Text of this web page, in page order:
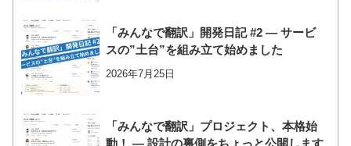
「みんなで翻訳」開発日記 #2 ― サービ
スの”土台”を組み立て始めました
2026年7月25日
「みんなで翻訳」プロジェクト、本格始